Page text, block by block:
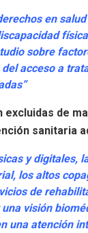
en
sobre
acceso a
de
sanitaria
y digitales,
los altos
de
visión
una atención